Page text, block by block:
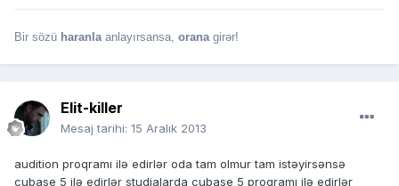
Bir sözü haranla anlayırsansa, orana girər!
Elit-killer
Mesaj tarihi: 15 Aralık 2013
audition proqramı ilə edirlər oda tam olmur tam istəyirsənsə
cubase 5 ilə edirlər studialarda cubase 5 proqramı ilə edirlər